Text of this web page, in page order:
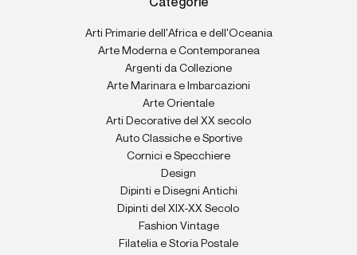
Categorie
Arti Primarie dell'Africa e dell'Oceania
Arte Moderna e Contemporanea
Argenti da Collezione
Arte Marinara e Imbarcazioni
Arte Orientale
Arti Decorative del XX secolo
Auto Classiche e Sportive
Cornici e Specchiere
Design
Dipinti e Disegni Antichi
Dipinti del XIX-XX Secolo
Fashion Vintage
Filatelia e Storia Postale